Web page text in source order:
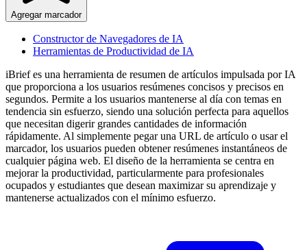
Agregar marcador
Constructor de Navegadores de IA
Herramientas de Productividad de IA
iBrief es una herramienta de resumen de artículos impulsada por IA
que proporciona a los usuarios resúmenes concisos y precisos en
segundos. Permite a los usuarios mantenerse al día con temas en
tendencia sin esfuerzo, siendo una solución perfecta para aquellos
que necesitan digerir grandes cantidades de información
rápidamente. Al simplemente pegar una URL de artículo o usar el
marcador, los usuarios pueden obtener resúmenes instantáneos de
cualquier página web. El diseño de la herramienta se centra en
mejorar la productividad, particularmente para profesionales
ocupados y estudiantes que desean maximizar su aprendizaje y
mantenerse actualizados con el mínimo esfuerzo.